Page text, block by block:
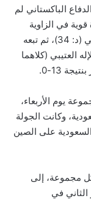
الباكستاني لم
في الزاوية
العليا (د: 32)، قبل أن يضيف الجهني هدفه الثاني (د: 34)، ثم تبعه
الإله العتيبي (كلاهما
يوم الأربعاء،
وكانت الجولة
فوز العراق على باكستان 8-1، والسعودية على الصين
مجموعة، إلى
في